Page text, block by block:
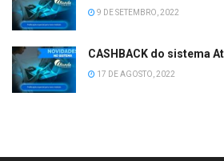
9 DE SETEMBRO, 2022
CASHBACK do sistema
17 DE AGOSTO, 2022